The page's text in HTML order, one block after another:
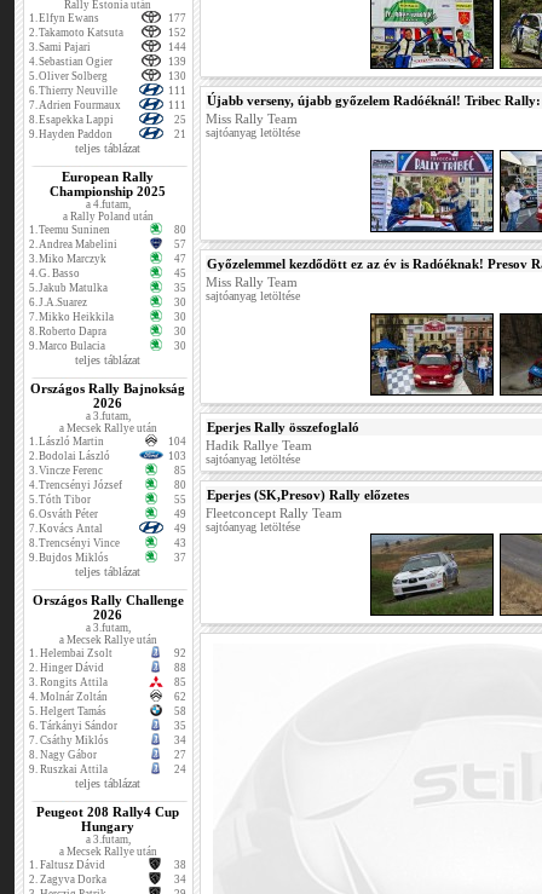
Rally Estonia után
1.Elfyn Ewans
177
2.Takamoto Katsuta
152
3.Sami Pajari
144
4.Sebastian Ogier
139
5.Oliver Solberg
130
6.Thierry Neuville
111
7.Adrien Fourmaux
111
8.Esapekka Lappi
25
9.Hayden Paddon 21
teljes táblázat
European Rally
Championship 2025
a 4.futam,
a Rally Poland után
1.Teemu Suninen
80
2.Andrea Mabelini
57
3.Miko Marczyk
47
4.G. Basso
45
5.Jakub Matulka
35
6.J.A.Suarez
30
7.Mikko Heikkila
30
8.Roberto Dapra
30
9.Marco Bulacia 30
teljes táblázat
Országos Rally Bajnokság
2026
a 3.futam,
a Mecsek Rallye után
1.László Martin
104
2.Bodolai László
103
3.Vincze Ferenc
85
4.Trencsényi József
80
5.Tóth Tibor
55
6.Osváth Péter
49
7.Kovács Antal
49
8.Trencsényi Vince
43
9.Bujdos Miklós 37
teljes táblázat
Országos Rally Challenge
2026
a 3.futam,
a Mecsek Rallye után
1. Helembai Zsolt
92
2. Hinger Dávid
88
3. Rongits Attila
85
4. Molnár Zoltán
62
5. Helgert Tamás
58
6. Tárkányi Sándor
35
7. Csáthy Miklós
34
8. Nagy Gábor
27
9. Ruszkai Attila 24
teljes táblázat
Peugeot 208 Rally4 Cup
Hungary
a 3.futam,
a Mecsek Rallye után
1. Faltusz Dávid
38
2. Zagyva Dorka
34
Újabb verseny, újabb győzelem Radóéknál! Tribec
Miss Rally Team
sajtóanyag letöltése
Győzelemmel kezdődött ez az év is Radóéknak! Presov
Miss Rally Team
sajtóanyag letöltése
Eperjes Rally összefoglaló
Hadik Rallye Team
sajtóanyag letöltése
Eperjes (SK,Presov) Rally előzetes
Fleetconcept Rally Team
sajtóanyag letöltése